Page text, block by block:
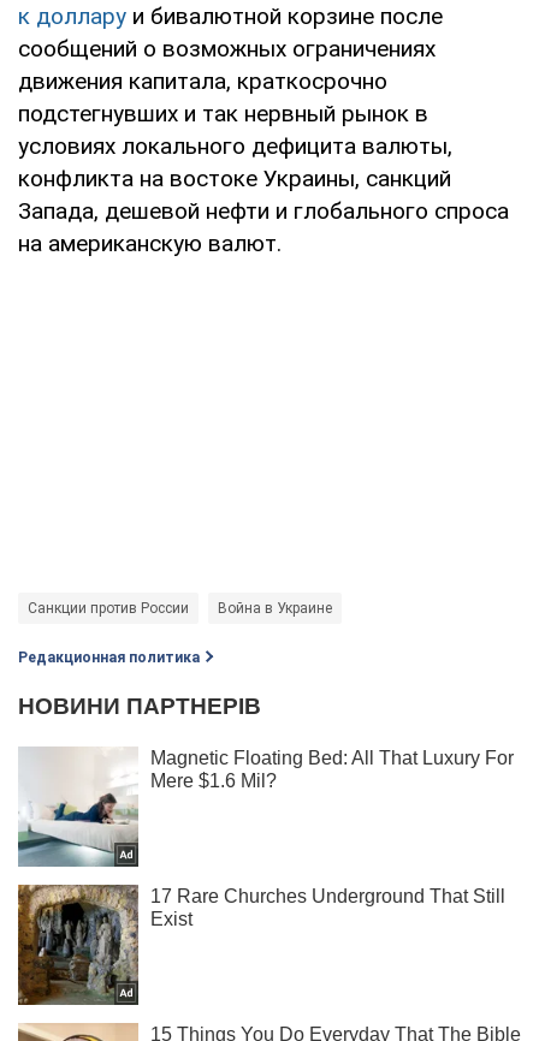
к доллару и бивалютной корзине после
сообщений о возможных ограничениях
движения капитала, краткосрочно
подстегнувших и так нервный рынок в
условиях локального дефицита валюты,
конфликта на востоке Украины, санкций
Запада, дешевой нефти и глобального спроса
на американскую валют.
Санкции против России Война в Украине
Редакционная политика